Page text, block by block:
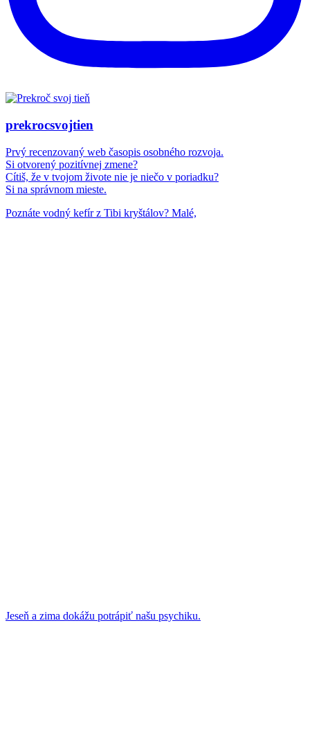
prekrocsvojtien
Prvý recenzovaný web časopis osobného rozvoja.
Si otvorený pozitívnej zmene?
Cítiš, že v tvojom živote nie je niečo v poriadku?
Si na správnom mieste.
Poznáte vodný kefír z Tibi kryštálov? Malé,
Jeseň a zima dokážu potrápiť našu psychiku.